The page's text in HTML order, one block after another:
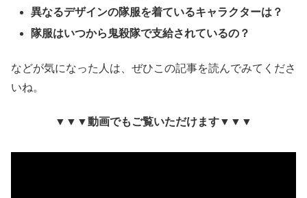
異なるデザインの隊服を着ているキャラクターは？
隊服はいつから鬼殺隊で支給されているの？
などが気になった人は、ぜひこの記事を読んでみてくださ
いね。
▼▼▼動画でもご覧いただけます▼▼▼